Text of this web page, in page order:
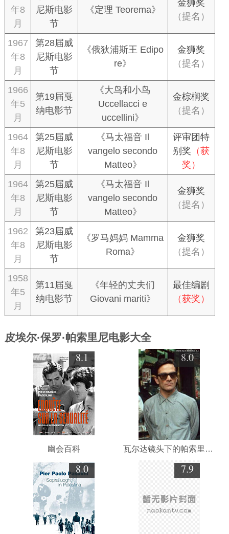
年8
月
尼斯电影
节
《定理 Teorema》
金狮奖
（提名）
1967
年8
月
第28届威
尼斯电影
节
《俄狄浦斯王 Edipo
re》
金狮奖
（提名）
1966
年5
月
第19届戛
纳电影节
《大鸟和小鸟
Uccellacci e
uccellini》
金棕榈奖
（提名）
1964
年8
月
第25届威
尼斯电影
节
《马太福音 Il
vangelo secondo
Matteo》
评审团特
别奖 （获
奖）
1964
年8
月
第25届威
尼斯电影
节
《马太福音 Il
vangelo secondo
Matteo》
金狮奖
（提名）
1962
年8
月
第23届威
尼斯电影
节
《罗马妈妈 Mamma
Roma》
金狮奖
（提名）
1958
年5
月
第11届戛
纳电影节
《年轻的丈夫们
Giovani mariti》
最佳编剧
（获奖）
皮埃尔·保罗·帕索里尼电影大全
8.1
幽会百科
8.0
瓦尔达镜头下的帕索里尼——1967年纽约
8.0 7.9